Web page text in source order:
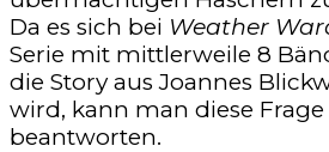
Da es sich bei Weather
Serie mit mittlerweile 8
die Story aus Joannes
wird, kann man diese
beantworten.